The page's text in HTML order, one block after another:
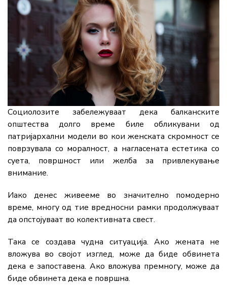
Социолозите забележуваат дека балканските
општества долго време биле обликувани од
патријархални модели во кои женската скромност се
поврзувала со моралност, а нагласената естетика со
суета, површност или желба за привлекување
внимание.
Иако денес живееме во значително помодерно
време, многу од тие вредносни рамки продолжуваат
да опстојуваат во колективната свест.
Така се создава чудна ситуација. Ако жената не
вложува во својот изглед, може да биде обвинета
дека е запоставена. Ако вложува премногу, може да
биде обвинета дека е површна.